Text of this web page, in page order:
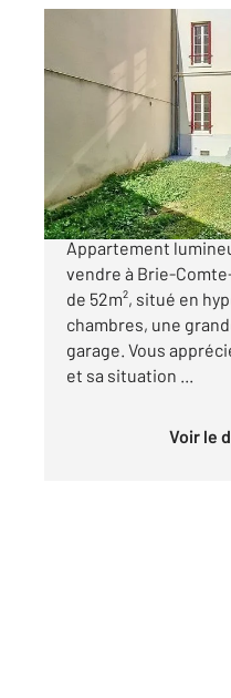
BRIE COMTE ROBERT
52,30 m
, 3 pièces
Ref : 24255
Appartement à
252
T3 AVEC JARDIN EN
Appartement
vendre à Brie-
de 52m², situé en
chambres, une
garage. Vous
et sa situation ...
Voir le